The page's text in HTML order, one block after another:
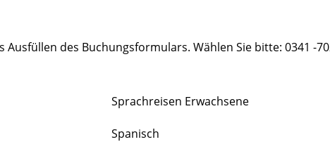
des Buchungsformulars. Wählen Sie bitte: 0341 -
Sprachreisen Erwachsene
Spanisch